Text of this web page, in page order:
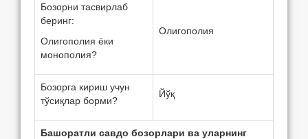
Бозорни тасвирлаб
бeринг:
Олигополия ёки
монополия?
Олигополия
Бозорга кириш учун
тўсиқлар борми?
Йўқ
Башоратли савдо бозорлари ва уларнинг